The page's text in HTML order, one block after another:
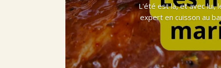
L'été est là, et avec lui,
expert en cuisson au